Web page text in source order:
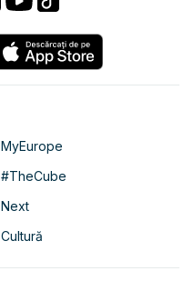
MyEurope
#TheCube
Next
Cultură